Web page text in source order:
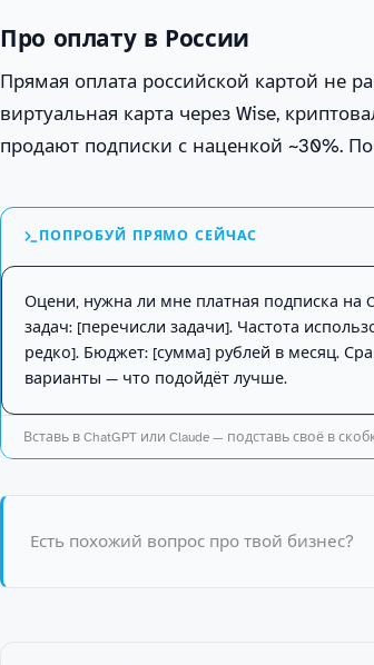
Про оплату в России
Прямая оплата российской картой не
виртуальная карта через Wise,
продают подписки с наценкой ~30%.
ПОПРОБУЙ ПРЯМО СЕЙЧАС
Оцени, нужна ли мне платная подписка на
задач: [перечисли задачи]. Частота
редко]. Бюджет: [сумма] рублей в месяц.
варианты — что подойдёт лучше.
Вставь в ChatGPT или Claude — подставь своё в
Есть похожий вопрос про твой бизнес?